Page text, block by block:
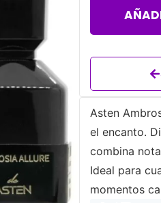
Asten
el encanto.
combina
Ideal para
momentos